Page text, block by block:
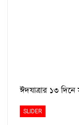
ঈদযাত্রার ১৩
SLIDER